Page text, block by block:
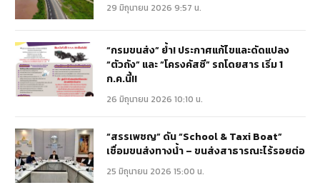
29 มิถุนายน 2026 9:57 น.
“กรมขนส่ง” ย้ำ! ประกาศแก้ไขและดัดแปลง
“ตัวถัง” และ “โครงคัสซี” รถโดยสาร เริ่ม 1
ก.ค.นี้!!
26 มิถุนายน 2026 10:10 น.
“สรรเพชญ” ดัน “School & Taxi Boat”
เชื่อมขนส่งทางน้ำ – ขนส่งสาธารณะไร้รอยต่อ
25 มิถุนายน 2026 15:00 น.